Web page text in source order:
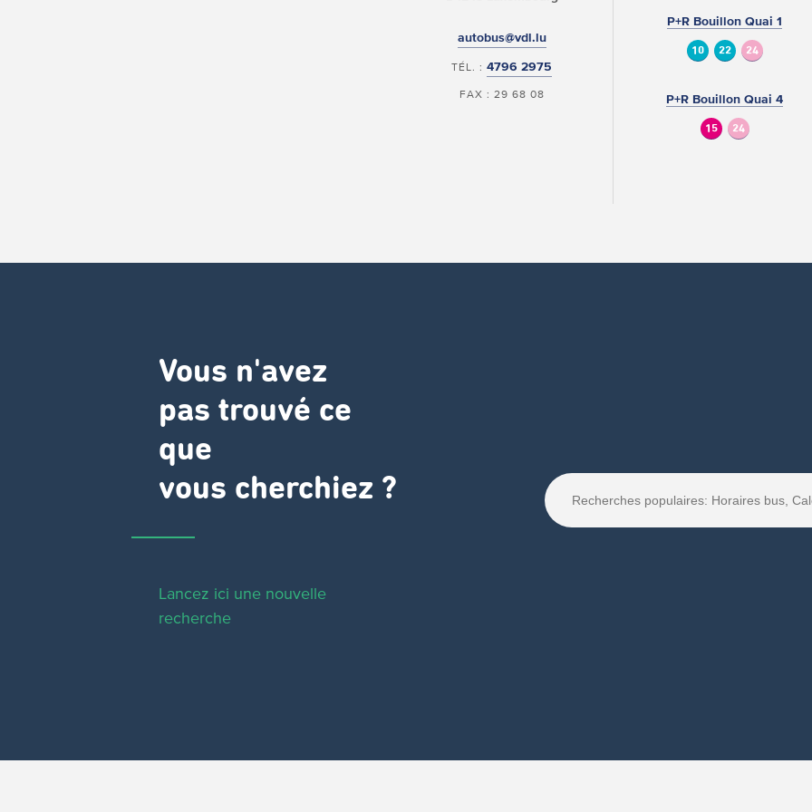
autobus@vdl.lu
TÉL. :4796 2975
FAX : 29 68 08
P+R Bouillon Quai 1
10 22 24
P+R Bouillon Quai 4
15 24
Vous n'avez
pas trouvé ce
que
vous cherchiez ?
Lancez ici une nouvelle
recherche